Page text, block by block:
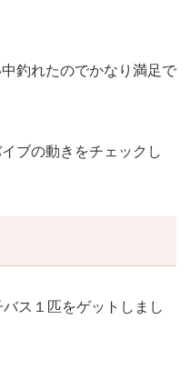
釣れたのでかなり満足で
ブの動きをチェックし
ス１匹をゲットしまし